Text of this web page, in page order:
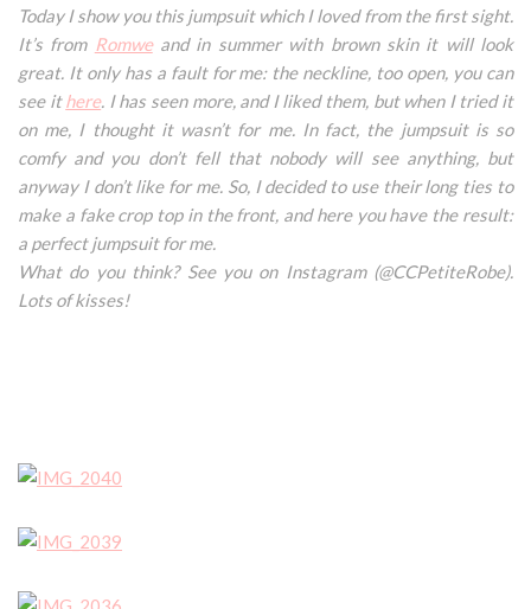
Today I show you this jumpsuit which I loved from the first sight.
It’s from Romweand in summer with brown skin it will look
great. It only has a fault for me: the neckline, too open, you can
see ithere. I has seen more, and I liked them, but when I tried it
on me, I thought it wasn’t for me. In fact, the jumpsuit is so
comfy and you don’t fell that nobody will see anything, but
anyway I don’t like for me. So, I decided to use their long ties to
make a fake crop top in the front, and here you have the result:
a perfect jumpsuit for me.
What do you think? See you on Instagram (@CCPetiteRobe).
Lots of kisses!